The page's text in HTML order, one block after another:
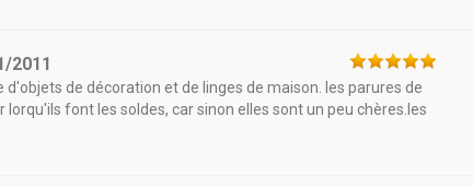
2011
de décoration et de linges de maison. les parures de
font les soldes, car sinon elles sont un peu chères.les